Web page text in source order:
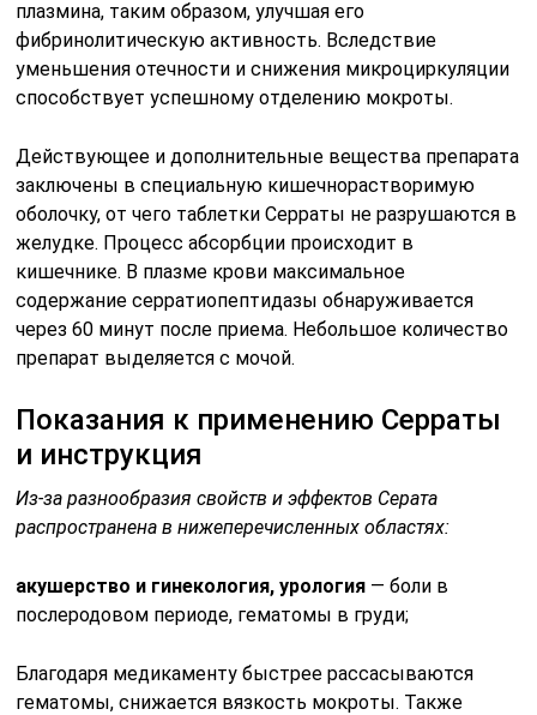
плазмина, таким образом, улучшая его
фибринолитическую активность. Вследствие
уменьшения отечности и снижения микроциркуляции
способствует успешному отделению мокроты.
Действующее и дополнительные вещества препарата
заключены в специальную кишечнорастворимую
оболочку, от чего таблетки Серраты не разрушаются в
желудке. Процесс абсорбции происходит в
кишечнике. В плазме крови максимальное
содержание серратиопептидазы обнаруживается
через 60 минут после приема. Небольшое количество
препарат выделяется с мочой.
Показания к применению Серраты
и инструкция
Из-за разнообразия свойств и эффектов Серата
распространена в нижеперечисленных областях:
акушерство и гинекология, урология — боли в
послеродовом периоде, гематомы в груди;
Благодаря медикаменту быстрее рассасываются
гематомы, снижается вязкость мокроты. Также